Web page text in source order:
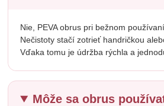
Nie, PEVA obrus pri bežnom
Nečistoty stačí zotrieť handričkou
Vďaka tomu je údržba rýchla a
Môže sa obrus